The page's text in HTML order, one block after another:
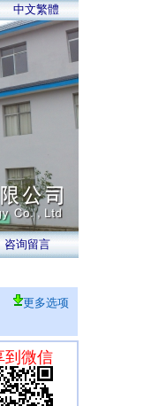
中文繁體
咨询留言
更多选项